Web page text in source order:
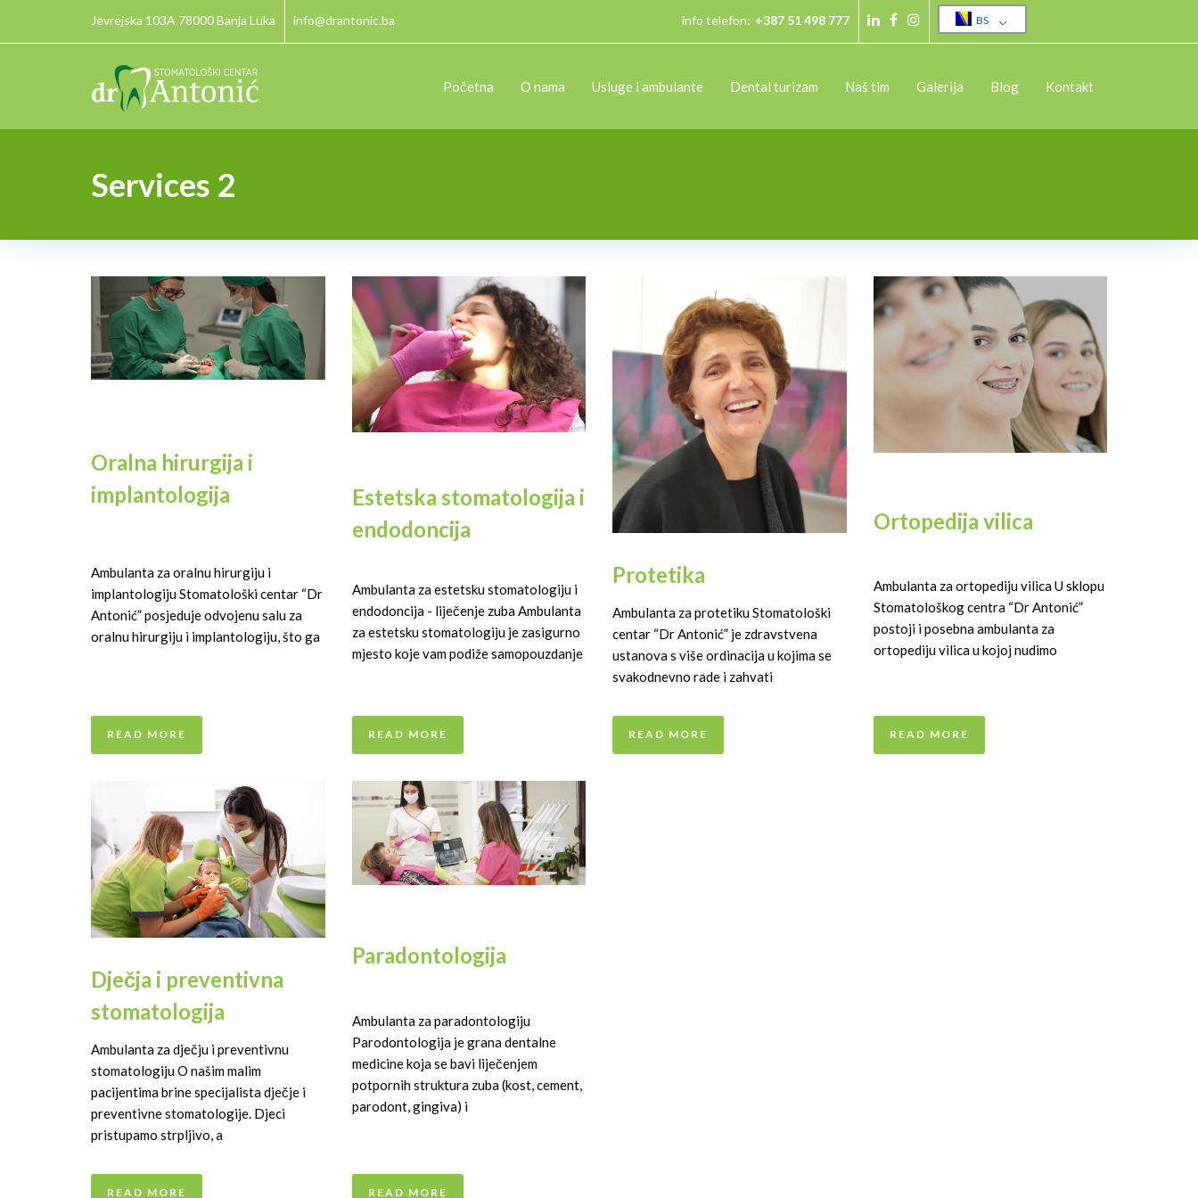
Jevrejska 103A 78000 Banja Luka info@drantonic.ba info telefon: +387 51 498 777 BS
Početna O nama Usluge i ambulante Dental turizam Naš tim Galerija Blog Kontakt
Services 2
Oralna hirurgija i
implantologija
Ambulanta za oralnu hirurgiju i
implantologiju Stomatološki centar “Dr
Antonić” posjeduje odvojenu salu za
oralnu hirurgiju i implantologiju, što ga
READ MORE
Estetska stomatologija i
endodoncija
Ambulanta za estetsku stomatologiju i
endodoncija - liječenje zuba Ambulanta
za estetsku stomatologiju je zasigurno
mjesto koje vam podiže samopouzdanje
READ MORE
Protetika
Ambulanta za protetiku Stomatološki
centar “Dr Antonić” je zdravstvena
ustanova s više ordinacija u kojima se
svakodnevno rade i zahvati
READ MORE
Ortopedija vilica
Ambulanta za ortopediju vilica U sklopu
Stomatološkog centra “Dr Antonić”
postoji i posebna ambulanta za
ortopediju vilica u kojoj nudimo
READ MORE
Dječja i preventivna
stomatologija
Ambulanta za dječju i preventivnu
stomatologiju O našim malim
pacijentima brine specijalista dječje i
preventivne stomatologije. Djeci
pristupamo strpljivo, a
READ MORE
Paradontologija
Ambulanta za paradontologiju
Parodontologija je grana dentalne
medicine koja se bavi liječenjem
potpornih struktura zuba (kost, cement,
parodont, gingiva) i
READ MORE